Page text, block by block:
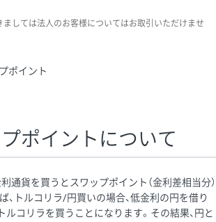
しては法人のお客様についてはお取引いただけませ
ポイント
ポイントについて
通貨を買うとスワップポイント（金利差相当分）
、トルコリラ/円買いの場合、低金利の円を借り
ルコリラを買うことになります。その結果、円と